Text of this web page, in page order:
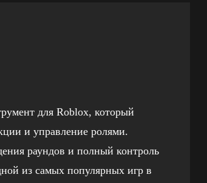
для Roblox, который
и управление ролями.
раундов и полный контроль
из самых популярных игр в